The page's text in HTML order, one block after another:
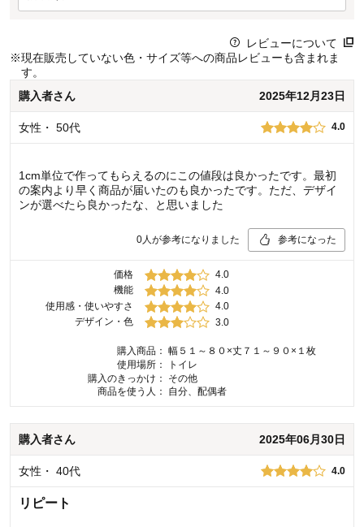
レビューについて
※現在販売していない色・サイズ等への商品レビューも含まれま
す。
購入者さん 2025年12月23日
女性 ・ 50代 4.0
1cm単位で作ってもらえるのにこの値段は良かったです。最初
の案内より早く商品が届いたのも良かったです。ただ、デザイ
ンが選べたら良かったな、と思いました
0人が参考になりました 参考になった
価格
4.0
機能
4.0
使用感・使いやすさ
4.0
デザイン・色
3.0
購入商品： 幅５１～８０×丈７１～９０×１枚
使用場所：
トイレ
購入のきっかけ：
その他
商品を使う人：
自分、配偶者
購入者さん 2025年06月30日
女性 ・ 40代 4.0
リピート